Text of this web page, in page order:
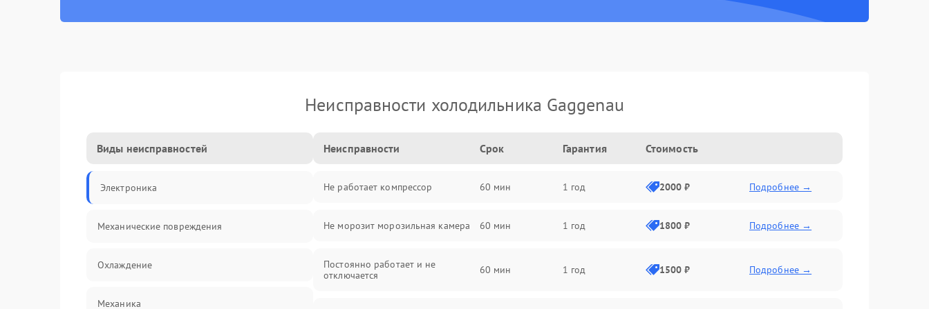
Неисправности холодильника Gaggenau
Виды неисправностей
Электроника
Механические повреждения
Охлаждение
Механика
Неисправности Срок Гарантия Стоимость
Не работает компрессор 60 мин 1 год 2000 ₽ Подробнее →
Не морозит морозильная камера 60 мин 1 год 1800 ₽ Подробнее →
Постоянно работает и не
отключается
60 мин 1 год 1500 ₽ Подробнее →